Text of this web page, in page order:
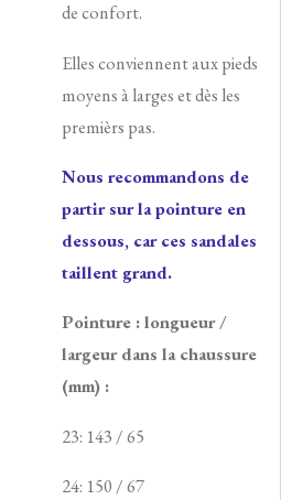
de confort.
Elles conviennent aux pieds
moyens à larges et dès les
premièrs pas.
Nous recommandons de
partir sur la pointure en
dessous, car ces sandales
taillent grand.
Pointure : longueur /
largeur dans la chaussure
(mm) :
23: 143 / 65
24: 150 / 67